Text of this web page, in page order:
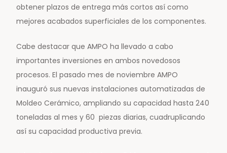
obtener plazos de entrega más cortos así como
mejores acabados superficiales de los componentes.
Cabe destacar que AMPO ha llevado a cabo
importantes inversiones en ambos novedosos
procesos. El pasado mes de noviembre AMPO
inauguró sus nuevas instalaciones automatizadas de
Moldeo Cerámico, ampliando su capacidad hasta 240
toneladas al mes y 60 piezas diarias, cuadruplicando
así su capacidad productiva previa.